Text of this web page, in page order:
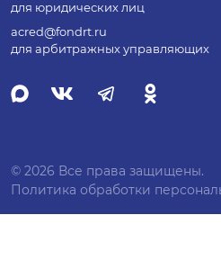
для юридических лиц
acred@fondrt.ru
для арбитражных управляющих
© 2026 Все права защищены.
Политика обработки